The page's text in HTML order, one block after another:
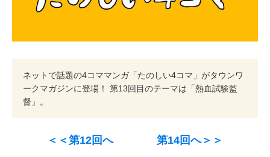
ネットで話題の4コママンガ「たのしい4コマ」がタウンワ
ークマガジンに登場！ 第13回目のテーマは「熱血試験監
督」。
＜＜第12回へ 第14回へ＞＞